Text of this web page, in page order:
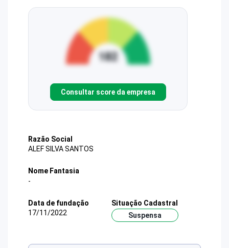
Consultar score da empresa
Razão Social
ALEF SILVA SANTOS
Nome Fantasia
-
Data de fundação
17/11/2022
Situação Cadastral
Suspensa